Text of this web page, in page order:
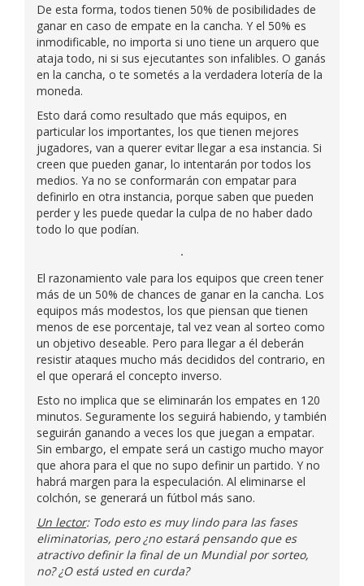
De esta forma, todos tienen 50% de posibilidades de
ganar en caso de empate en la cancha. Y el 50% es
inmodificable, no importa si uno tiene un arquero que
ataja todo, ni si sus ejecutantes son infalibles. O ganás
en la cancha, o te sometés a la verdadera lotería de la
moneda.
Esto dará como resultado que más equipos, en
particular los importantes, los que tienen mejores
jugadores, van a querer evitar llegar a esa instancia. Si
creen que pueden ganar, lo intentarán por todos los
medios. Ya no se conformarán con empatar para
definirlo en otra instancia, porque saben que pueden
perder y les puede quedar la culpa de no haber dado
todo lo que podían.
El razonamiento vale para los equipos que creen tener
más de un 50% de chances de ganar en la cancha. Los
equipos más modestos, los que piensan que tienen
menos de ese porcentaje, tal vez vean al sorteo como
un objetivo deseable. Pero para llegar a él deberán
resistir ataques mucho más decididos del contrario, en
el que operará el concepto inverso.
Esto no implica que se eliminarán los empates en 120
minutos. Seguramente los seguirá habiendo, y también
seguirán ganando a veces los que juegan a empatar.
Sin embargo, el empate será un castigo mucho mayor
que ahora para el que no supo definir un partido. Y no
habrá margen para la especulación. Al eliminarse el
colchón, se generará un fútbol más sano.
Un lector: Todo esto es muy lindo para las fases
eliminatorias, pero ¿no estará pensando que es
atractivo definir la final de un Mundial por sorteo,
no? ¿O está usted en curda?